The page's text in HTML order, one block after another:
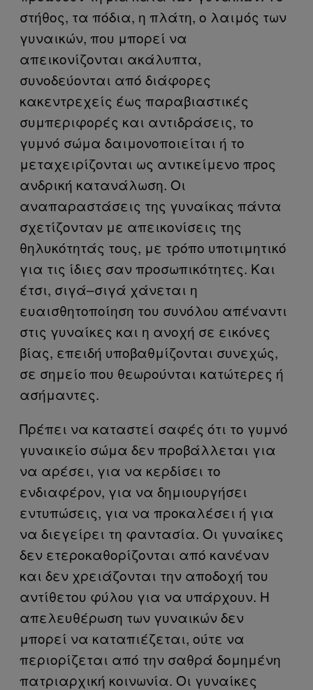
στήθος, τα πόδια, η πλάτη, ο λαιμός των
γυναικών, που μπορεί να
απεικονίζονται ακάλυπτα,
συνοδεύονται από διάφορες
κακεντρεχείς έως παραβιαστικές
συμπεριφορές και αντιδράσεις, το
γυμνό σώμα δαιμονοποιείται ή το
μεταχειρίζονται ως αντικείμενο προς
ανδρική κατανάλωση. Οι
αναπαραστάσεις της γυναίκας πάντα
σχετίζονταν με απεικονίσεις της
θηλυκότητάς τους, με τρόπο υποτιμητικό
για τις ίδιες σαν προσωπικότητες. Και
έτσι, σιγά–σιγά χάνεται η
ευαισθητοποίηση του συνόλου απέναντι
στις γυναίκες και η ανοχή σε εικόνες
βίας, επειδή υποβαθμίζονται συνεχώς,
σε σημείο που θεωρούνται κατώτερες ή
ασήμαντες.
Πρέπει να καταστεί σαφές ότι το γυμνό
γυναικείο σώμα δεν προβάλλεται για
να αρέσει, για να κερδίσει το
ενδιαφέρον, για να δημιουργήσει
εντυπώσεις, για να προκαλέσει ή για
να διεγείρει τη φαντασία. Οι γυναίκες
δεν ετεροκαθορίζονται από κανέναν
και δεν χρειάζονται την αποδοχή του
αντίθετου φύλου για να υπάρχουν. Η
απελευθέρωση των γυναικών δεν
μπορεί να καταπιέζεται, ούτε να
περιορίζεται από την σαθρά δομημένη
πατριαρχική κοινωνία. Οι γυναίκες